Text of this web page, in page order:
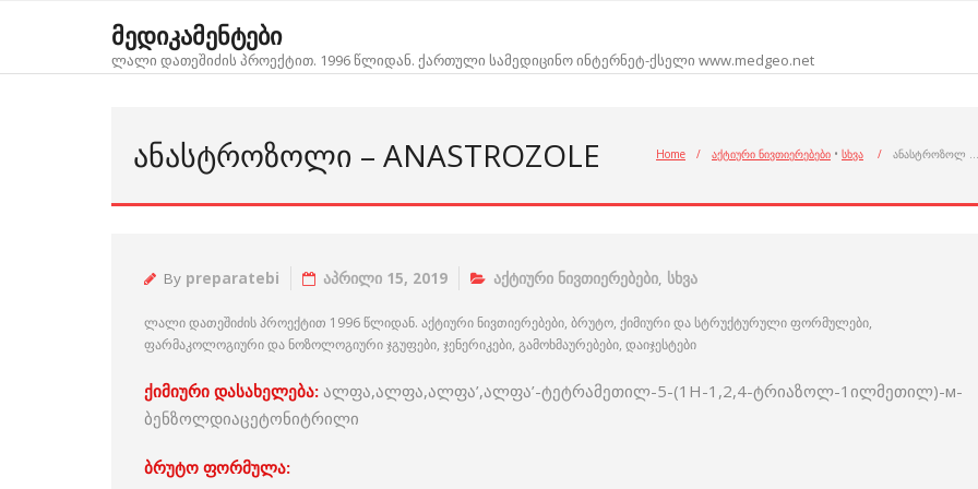
მედიკამენტები
ლალი დათეშიძის პროექტით. 1996 წლიდან. ქართული სამედიცინო ინტერნეტ-ქსელი www.medgeo.net
ᲐᲜᲐᲡᲢᲠᲝᲖᲝᲚᲘ – ANASTROZOLE Home / აქტიური ნივთიერებები • სხვა / ანასტროზოლ …
By preparatebi აპრილი 15, 2019 აქტიური ნივთიერებები, სხვა
ლალი დათეშიძის პროექტით 1996 წლიდან. აქტიური ნივთიერებები, ბრუტო, ქიმიური და სტრუქტურული ფორმულები,
ფარმაკოლოგიური და ნოზოლოგიური ჯგუფები, ჯენერიკები, გამოხმაურებები, დაიჯესტები
ქიმიური დასახელება: ალფა,ალფა,ალფა’,ალფა’-ტეტრამეთილ-5-(1Н-1,2,4-ტრიაზოლ-1ილმეთილ)-м-
ბენზოლდიაცეტონიტრილი
ბრუტო ფორმულა: